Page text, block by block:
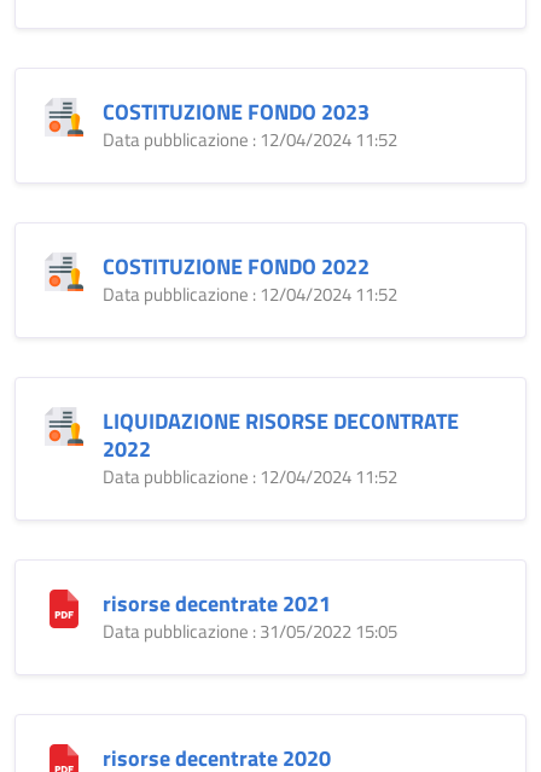
COSTITUZIONE FONDO 2023
Data pubblicazione : 12/04/2024 11:52
COSTITUZIONE FONDO 2022
Data pubblicazione : 12/04/2024 11:52
LIQUIDAZIONE RISORSE DECONTRATE
2022
Data pubblicazione : 12/04/2024 11:52
risorse decentrate 2021
Data pubblicazione : 31/05/2022 15:05
risorse decentrate 2020